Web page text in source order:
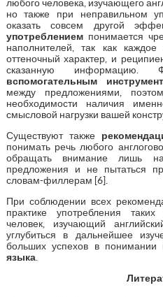
любого человека, изучающего
но также при неправильном
оказать совсем другой
употреблениемпонимается
наполнителей, так как
оттеночный характер, и
сказанную информацию.
вспомогательным
между предложениями,
необходимости наличия
смысловой нагрузки вашей
Существуют также
понимать речь любого
обращать внимание лишь
предложения и не пытаться
словам-филлерам [6].
При соблюдении всех
практике употребления
человек, изучающий
углубиться в дальнейшее
больших успехов в понимании
языка.